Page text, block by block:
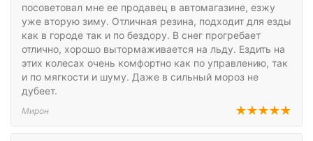
посоветовал мне ее продавец в автомагазине, езжу
уже вторую зиму. Отличная резина, подходит для езды
как в городе так и по бездору. В снег прогребает
отлично, хорошо вытормаживается на льду. Ездить на
этих колесах очень комфортно как по управлению, так
и по мягкости и шуму. Даже в сильный мороз не
дубеет.
Мирон